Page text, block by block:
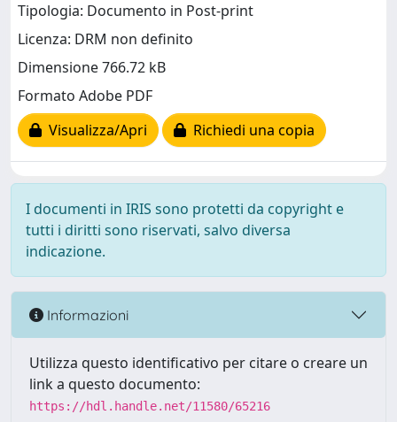
Tipologia: Documento in Post-print
Licenza: DRM non definito
Dimensione 766.72 kB
Formato Adobe PDF
Visualizza/Apri
Richiedi una copia
I documenti in IRIS sono protetti da copyright e
tutti i diritti sono riservati, salvo diversa
indicazione.
Informazioni
Utilizza questo identificativo per citare o creare un
link a questo documento:
https://hdl.handle.net/11580/65216